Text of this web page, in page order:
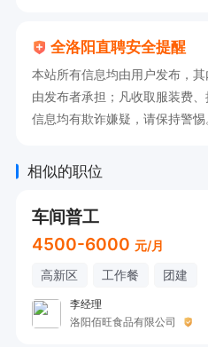
全洛阳直聘安全提醒
本站所有信息均由用户发布，
由发布者承担；凡收取服装费
信息均有欺诈嫌疑，请保持警惕
相似的职位
车间普工
4500-6000 元/月
高新区 工作餐 团建
李经理
洛阳佰旺食品有限公司